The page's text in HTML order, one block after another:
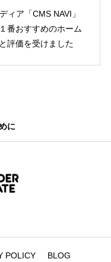
ィア「CMS NAVI」
番おすすめのホーム
評価を受けました
に
POLICY BLOG